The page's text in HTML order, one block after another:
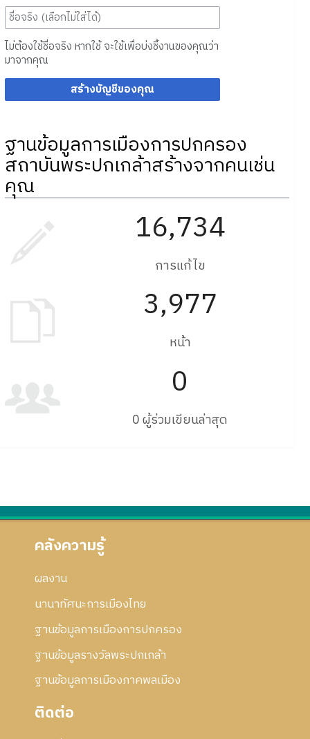
ไม่ต้องใช้ชื่อจริง หากใช้ จะใช้เพื่อบ่งชี้งานของคุณว่า
มาจากคุณ
สร้างบัญชีของคุณ
ฐานข้อมูลการเมืองการปกครอง
สถาบันพระปกเกล้าสร้างจากคนเช่น
คุณ
16,734
การแก้ไข
3,977
หน้า
0
0 ผู้ร่วมเขียนล่าสุด
คลังความรู้
ผลงาน
นานาทัศนะการเมืองไทย
ฐานข้อมูลการเมืองการปกครอง
ฐานข้อมูลรางวัลพระปกเกล้า
ฐานข้อมูลการเมืองภาคพลเมือง
ติดต่อ